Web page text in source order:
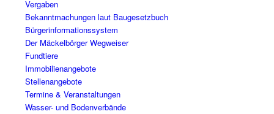
Vergaben
Bekanntmachungen laut Baugesetzbuch
Bürgerinformationssystem
Der Mäckelbörger Wegweiser
Fundtiere
Immobilienangebote
Stellenangebote
Termine & Veranstaltungen
Wasser- und Bodenverbände